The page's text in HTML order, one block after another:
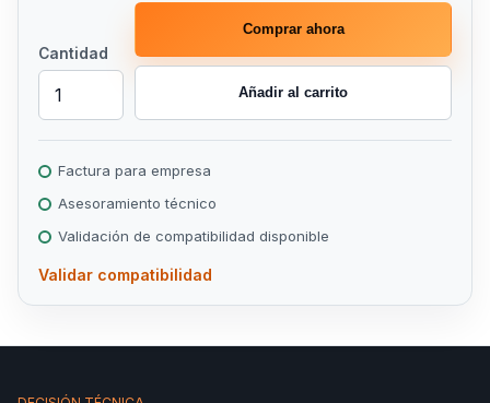
Cantidad
Comprar ahora
Añadir al carrito
Factura para empresa
Asesoramiento técnico
Validación de compatibilidad disponible
Validar compatibilidad